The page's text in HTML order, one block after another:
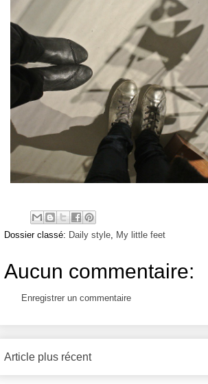
Dossier classé: Daily style My little feet
Aucun commentaire:
Enregistrer un commentaire
Article plus récent